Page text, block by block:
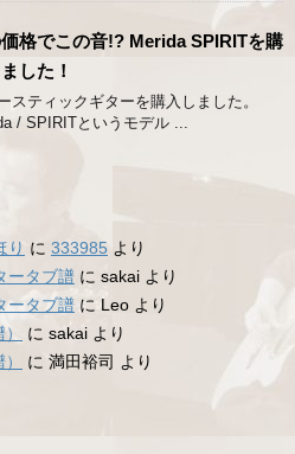
格でこの音!? Merida SPIRITを購
した！
スティックギターを購入しました。
/ SPIRITというモデル ...
り に 333985 より
ータブ譜 に sakai より
ータブ譜 に Leo より
に sakai より
に 満田裕司 より